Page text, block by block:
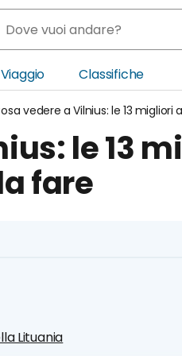
Centrale
Oriente
Classifiche
vedere a Vilnius: le 13
le 13
fare
Lituania